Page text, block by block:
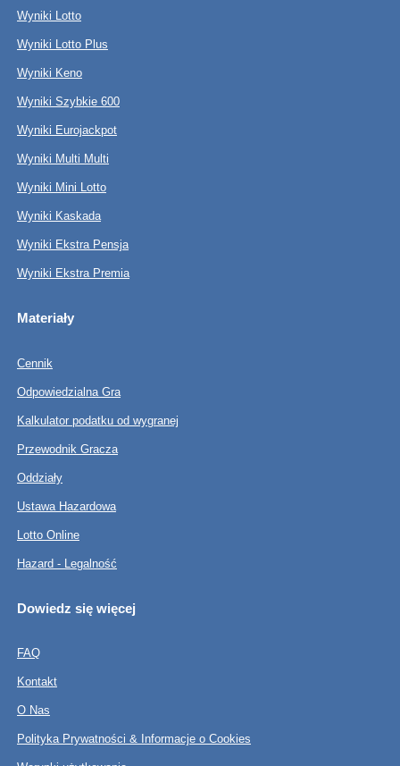
Wyniki Lotto
Wyniki Lotto Plus
Wyniki Keno
Wyniki Szybkie 600
Wyniki Eurojackpot
Wyniki Multi Multi
Wyniki Mini Lotto
Wyniki Kaskada
Wyniki Ekstra Pensja
Wyniki Ekstra Premia
Materiały
Cennik
Odpowiedzialna Gra
Kalkulator podatku od wygranej
Przewodnik Gracza
Oddziały
Ustawa Hazardowa
Lotto Online
Hazard - Legalność
Dowiedz się więcej
FAQ
Kontakt
O Nas
Polityka Prywatności & Informacje o Cookies